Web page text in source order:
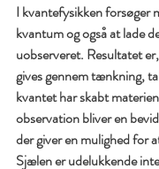
I kvantefysikken forsøger
kvantum og også at lade
uobserveret. Resultatet
gives gennem tænkning,
kvantet har skabt
observation bliver en
der giver en mulighed for
Sjælen er udelukkende